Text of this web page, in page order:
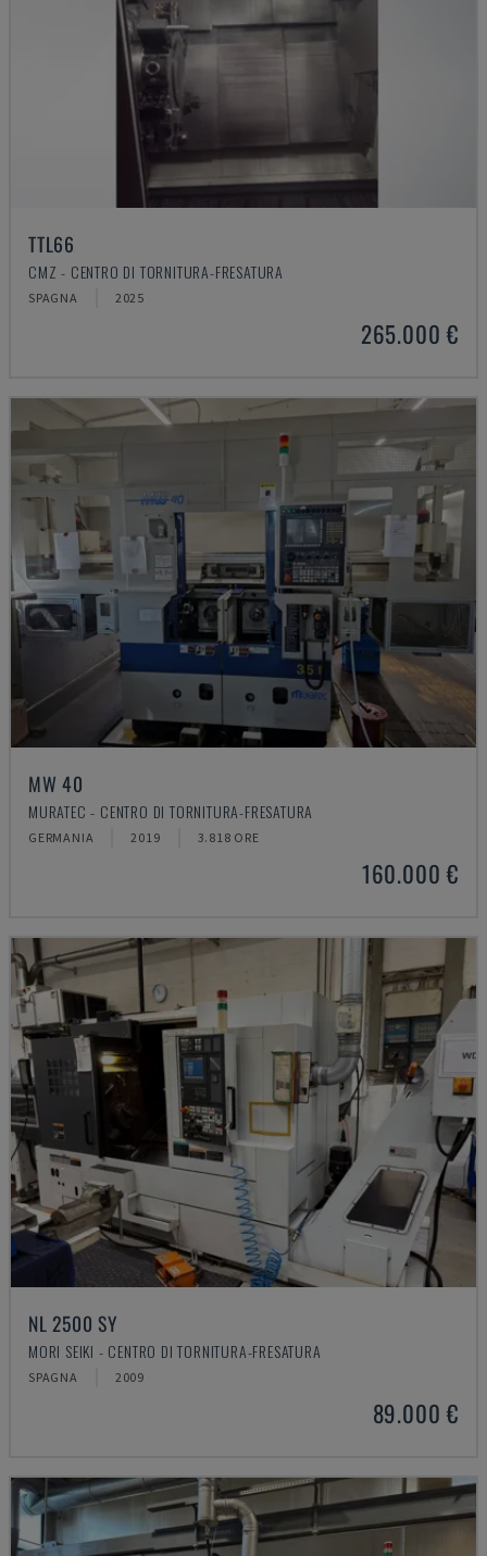
TTL66
CMZ - CENTRO DI TORNITURA-FRESATURA
SPAGNA 2025
265.000 €
MW 40
MURATEC - CENTRO DI TORNITURA-FRESATURA
GERMANIA 2019 3.818 ORE
160.000 €
NL 2500 SY
MORI SEIKI - CENTRO DI TORNITURA-FRESATURA
SPAGNA 2009
89.000 €